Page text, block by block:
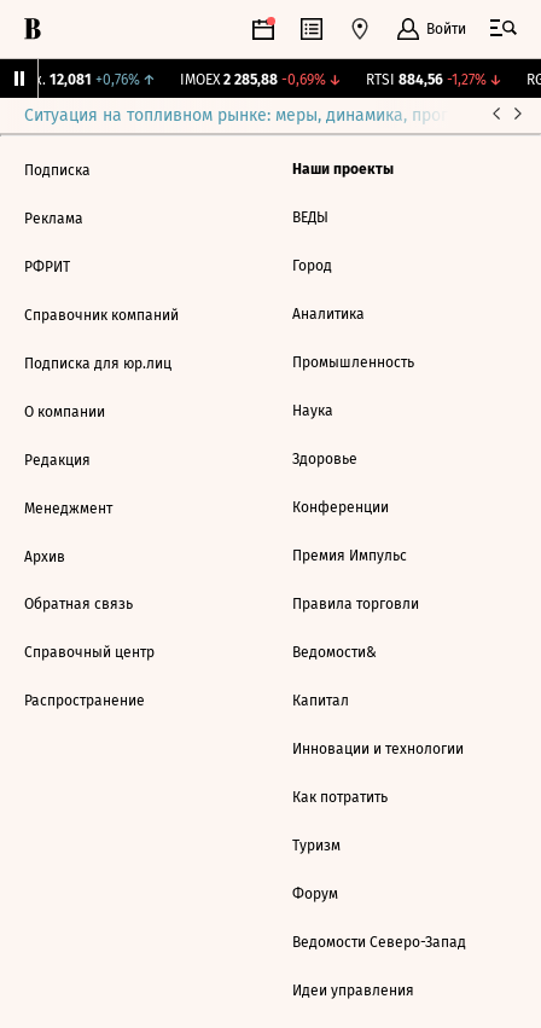
Войти
Бирж. 12,081 +0,76%↑ IMOEX 2 285,88 -0,69%↓ RTSI 884,56 -1,27%↓
Ситуация на топливном рынке: меры, динамика, прогнозы
Подписка
Реклама
РФРИТ
Справочник компаний
Подписка для юр.лиц
О компании
Редакция
Менеджмент
Архив
Обратная связь
Справочный центр
Распространение
Наши проекты
ВЕДЫ
Город
Аналитика
Промышленность
Наука
Здоровье
Конференции
Премия Импульс
Правила торговли
Ведомости&
Капитал
Инновации и технологии
Как потратить
Туризм
Форум
Ведомости Северо-Запад
Идеи управления